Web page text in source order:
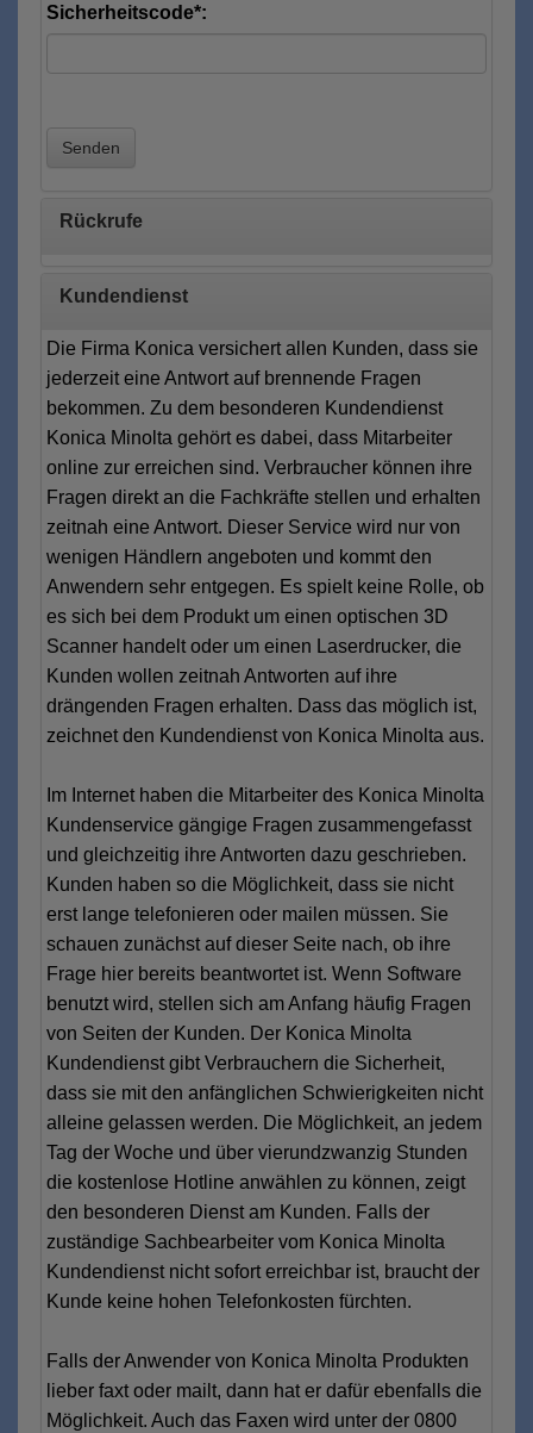
Sicherheitscode*:
Senden
Rückrufe
Kundendienst
Die Firma Konica versichert allen Kunden, dass sie
jederzeit eine Antwort auf brennende Fragen
bekommen. Zu dem besonderen Kundendienst
Konica Minolta gehört es dabei, dass Mitarbeiter
online zur erreichen sind. Verbraucher können ihre
Fragen direkt an die Fachkräfte stellen und erhalten
zeitnah eine Antwort. Dieser Service wird nur von
wenigen Händlern angeboten und kommt den
Anwendern sehr entgegen. Es spielt keine Rolle, ob
es sich bei dem Produkt um einen optischen 3D
Scanner handelt oder um einen Laserdrucker, die
Kunden wollen zeitnah Antworten auf ihre
drängenden Fragen erhalten. Dass das möglich ist,
zeichnet den Kundendienst von Konica Minolta aus.
Im Internet haben die Mitarbeiter des Konica Minolta
Kundenservice gängige Fragen zusammengefasst
und gleichzeitig ihre Antworten dazu geschrieben.
Kunden haben so die Möglichkeit, dass sie nicht
erst lange telefonieren oder mailen müssen. Sie
schauen zunächst auf dieser Seite nach, ob ihre
Frage hier bereits beantwortet ist. Wenn Software
benutzt wird, stellen sich am Anfang häufig Fragen
von Seiten der Kunden. Der Konica Minolta
Kundendienst gibt Verbrauchern die Sicherheit,
dass sie mit den anfänglichen Schwierigkeiten nicht
alleine gelassen werden. Die Möglichkeit, an jedem
Tag der Woche und über vierundzwanzig Stunden
die kostenlose Hotline anwählen zu können, zeigt
den besonderen Dienst am Kunden. Falls der
zuständige Sachbearbeiter vom Konica Minolta
Kundendienst nicht sofort erreichbar ist, braucht der
Kunde keine hohen Telefonkosten fürchten.
Falls der Anwender von Konica Minolta Produkten
lieber faxt oder mailt, dann hat er dafür ebenfalls die
Möglichkeit. Auch das Faxen wird unter der 0800